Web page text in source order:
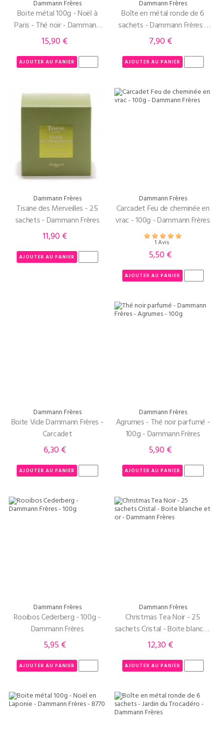
Dammann Frères
Boite métal 100g - Noël à
Paris - Thé noir - Dammann
Frères
Prix
15,90 €
AJOUTER AU PANIER
Dammann Frères
Boîte en métal ronde de 6
sachets - Dammann Frères -
Tour Eiffel
Prix
7,90 €
AJOUTER AU PANIER
Dammann Frères
Tisane des Merveilles - 25
sachets - Dammann Frères
Prix
11,90 €
AJOUTER AU PANIER
Dammann Frères
Carcadet Feu de cheminée en
vrac - 100g - Dammann Frères
1 Avis
Prix
5,50 €
AJOUTER AU PANIER
Dammann Frères
Boite Vide Dammann Frères -
Carcadet
Prix
6,30 €
AJOUTER AU PANIER
Dammann Frères
Agrumes - Thé noir parfumé -
100g - Dammann Frères
Prix
5,90 €
AJOUTER AU PANIER
Dammann Frères
Rooibos Cederberg - 100g -
Dammann Frères
Prix
5,95 €
AJOUTER AU PANIER
Dammann Frères
Christmas Tea Noir - 25
sachets Cristal - Boite blanche
et or - Dammann Frères
Prix
12,30 €
AJOUTER AU PANIER